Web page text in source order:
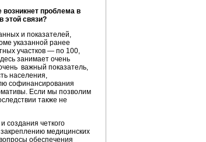
проблема в
этой связи?
и показателей,
указанной ранее
участков — по 100,
занимает очень
важный показатель,
населения,
софинансирования
Если мы позволим
также не
создания четкого
медицинских
обеспечения